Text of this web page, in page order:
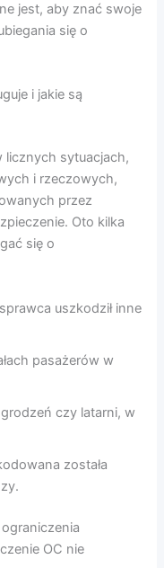
jest, aby znać swoje
się o
i jakie są
licznych sytuacjach,
i rzeczowych,
przez
Oto kilka
się o
uszkodził inne
pasażerów w
czy latarni, w
została
OC nie